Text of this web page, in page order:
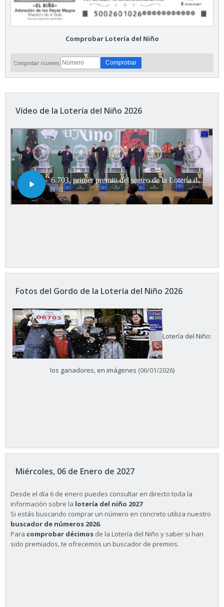
Comprobar Lotería del Niño
Comprobar número:
Vídeo de la Lotería del Niño 2026
Fotos del Gordo de la Lotería del Niño 2026
Lotería del Niño:
los ganadores, en imágenes (06/01/2026)
Miércoles, 06 de Enero de 2027
Desde el día 6 de enero puedes consultar en directo toda la
información sobre la lotería del niño 2027
Si estás buscando comprar un número en concreto utiliza nuestro
buscador de números 2026.
Para comprobar décimos de la Lotería del Niño y saber si han
sido premiados, te ofrecemos un buscador de premios.